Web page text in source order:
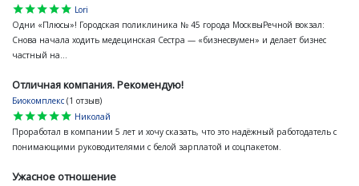
star
star
star
star
star
Lori
Одни «Плюсы»! Городская поликлиника № 45 города МосквыРечной вокзал:
Снова начала ходить медецинская Сестра — «бизнесвумен» и делает бизнес
частный на...
Отличная компания. Рекомендую!
Биокомплекс (1 отзыв)
star
star
star
star
star
Николай
Проработал в компании 5 лет и хочу сказать, что это надёжный работодатель с
понимающими руководителями с белой зарплатой и соцпакетом.
Ужасное отношение